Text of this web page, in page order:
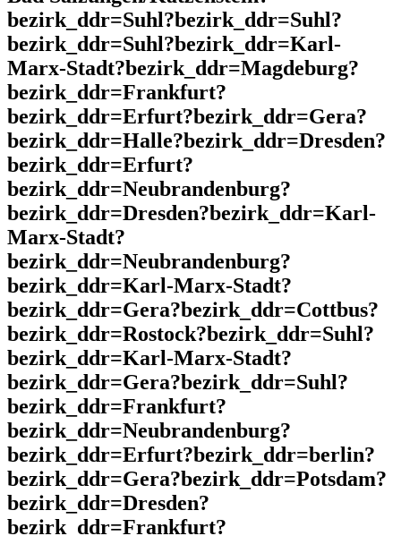
bezirk_ddr=Suhl?bezirk_ddr=Suhl?
bezirk_ddr=Suhl?bezirk_ddr=Karl-
Marx-Stadt?bezirk_ddr=Magdeburg?
bezirk_ddr=Frankfurt?
bezirk_ddr=Erfurt?bezirk_ddr=Gera?
bezirk_ddr=Halle?bezirk_ddr=Dresden?
bezirk_ddr=Erfurt?
bezirk_ddr=Neubrandenburg?
bezirk_ddr=Dresden?bezirk_ddr=Karl-
Marx-Stadt?
bezirk_ddr=Neubrandenburg?
bezirk_ddr=Karl-Marx-Stadt?
bezirk_ddr=Gera?bezirk_ddr=Cottbus?
bezirk_ddr=Rostock?bezirk_ddr=Suhl?
bezirk_ddr=Karl-Marx-Stadt?
bezirk_ddr=Gera?bezirk_ddr=Suhl?
bezirk_ddr=Frankfurt?
bezirk_ddr=Neubrandenburg?
bezirk_ddr=Erfurt?bezirk_ddr=berlin?
bezirk_ddr=Gera?bezirk_ddr=Potsdam?
bezirk_ddr=Dresden?
bezirk_ddr=Frankfurt?